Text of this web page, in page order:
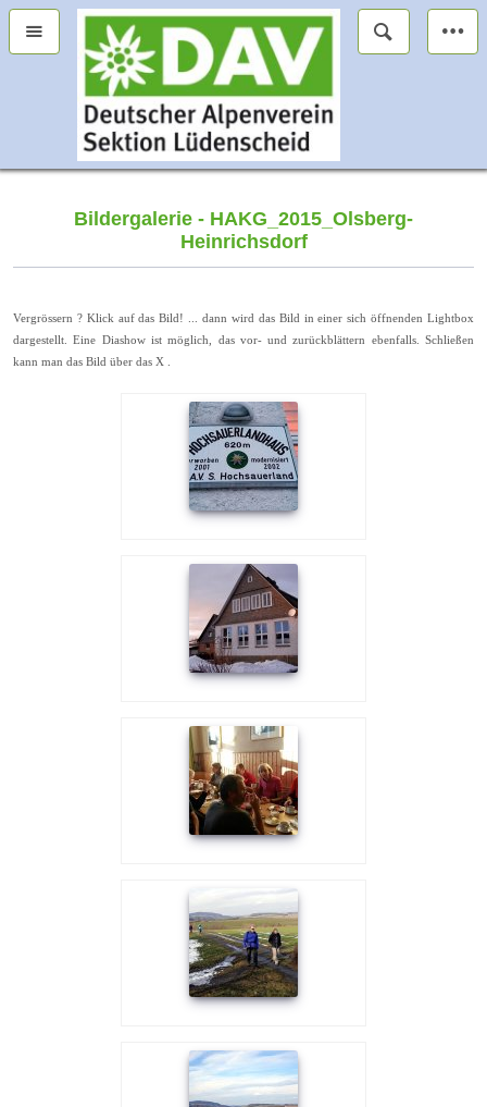
Bildergalerie - HAKG_2015_Olsberg-
Heinrichsdorf
Vergrössern ? Klick auf das Bild! ... dann wird das Bild in einer sich öffnenden Lightbox
dargestellt. Eine Diashow ist möglich, das vor- und zurückblättern ebenfalls. Schließen
kann man das Bild über das X .